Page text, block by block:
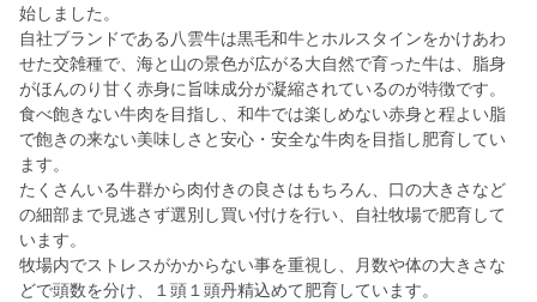
始しました。
自社ブランドである八雲牛は黒毛和牛とホルスタインをかけあわ
せた交雑種で、海と山の景色が広がる大自然で育った牛は、脂身
がほんのり甘く赤身に旨味成分が凝縮されているのが特徴です。
食べ飽きない牛肉を目指し、和牛では楽しめない赤身と程よい脂
で飽きの来ない美味しさと安心・安全な牛肉を目指し肥育してい
ます。
たくさんいる牛群から肉付きの良さはもちろん、口の大きさなど
の細部まで見逃さず選別し買い付けを行い、自社牧場で肥育して
います。
牧場内でストレスがかからない事を重視し、月数や体の大きさな
どで頭数を分け、１頭１頭丹精込めて肥育しています。